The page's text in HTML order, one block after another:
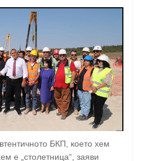
БКП, което хем
е „столетница“, заяви